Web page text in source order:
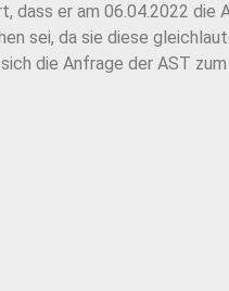
dass er am 06.04.2022 die
sei, da sie diese
die Anfrage der AST zum